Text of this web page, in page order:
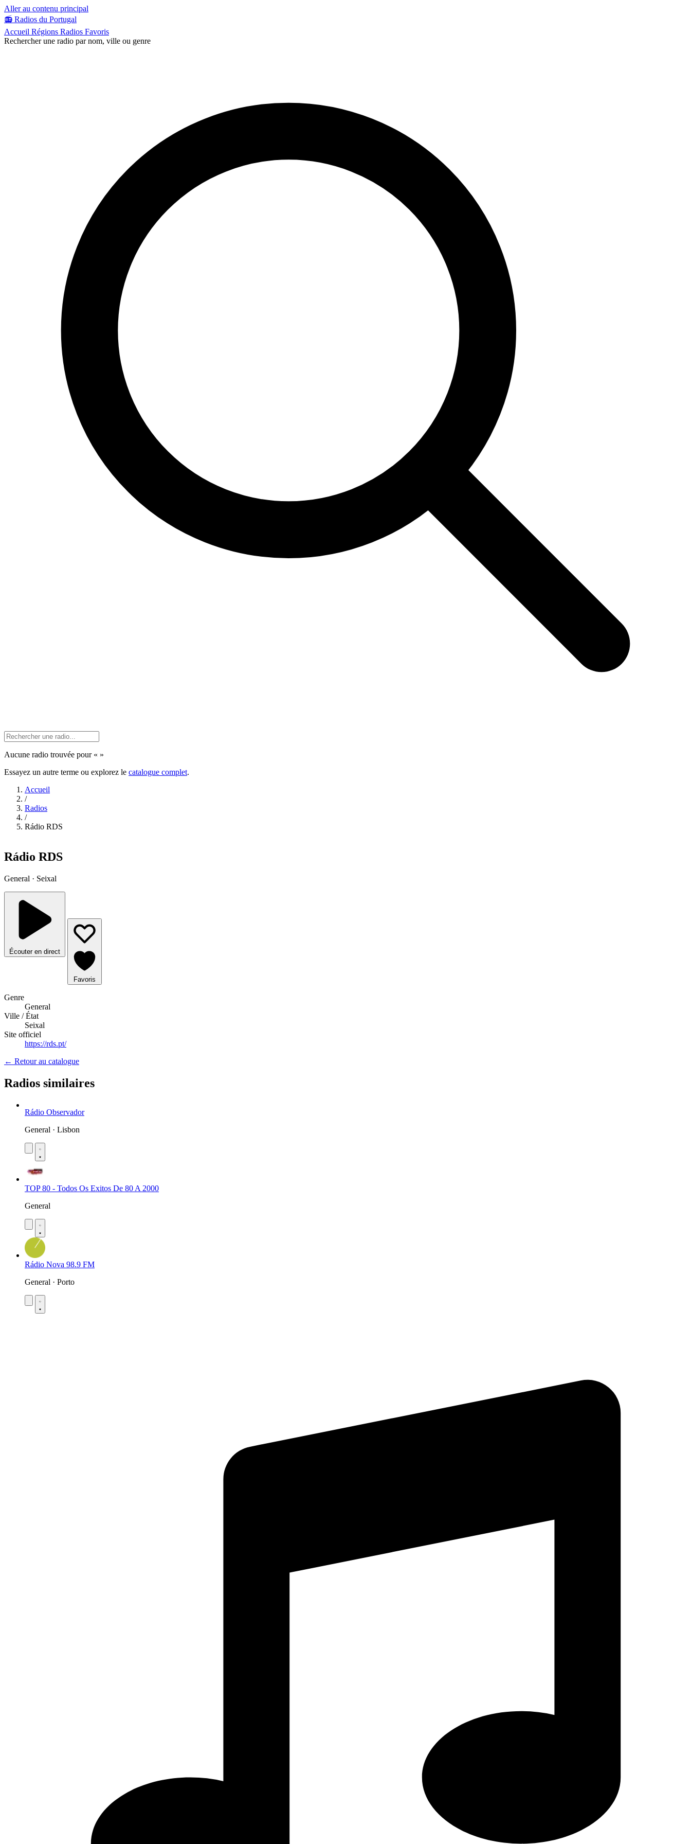
Aller au contenu principal
📻 Radios du Portugal
Accueil Régions Radios Favoris
Rechercher une radio par nom, ville ou genre
Aucune radio trouvée pour « »
Essayez un autre terme ou explorez le catalogue complet.
Accueil
/
Radios
/
Rádio RDS
Rádio RDS
General · Seixal
Écouter en direct
Favoris
Genre
General
Ville / État
Seixal
Site officiel
https://rds.pt/
← Retour au catalogue
Radios similaires
Rádio Observador
General · Lisbon
TOP 80 - Todos Os Exitos De 80 A 2000
General
Rádio Nova 98.9 FM
General · Porto